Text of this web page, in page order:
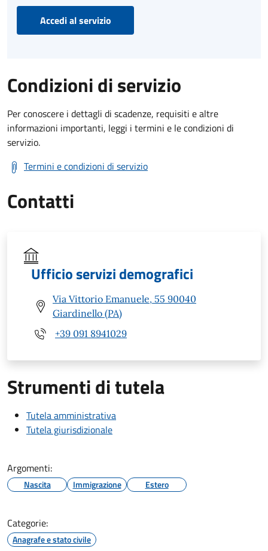
Accedi al servizio
Condizioni di servizio
Per conoscere i dettagli di scadenze, requisiti e altre
informazioni importanti, leggi i termini e le condizioni di
servizio.
Termini e condizioni di servizio
Contatti
Ufficio servizi demografici
Via Vittorio Emanuele, 55 90040
Giardinello (PA)
+39 091 8941029
Strumenti di tutela
Tutela amministrativa
Tutela giurisdizionale
Argomenti:
Nascita Immigrazione Estero
Categorie:
Anagrafe e stato civile